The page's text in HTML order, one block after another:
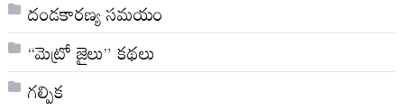
దండకారణ్య సమయం
“మెట్రో జైలు” కథలు
గల్పిక